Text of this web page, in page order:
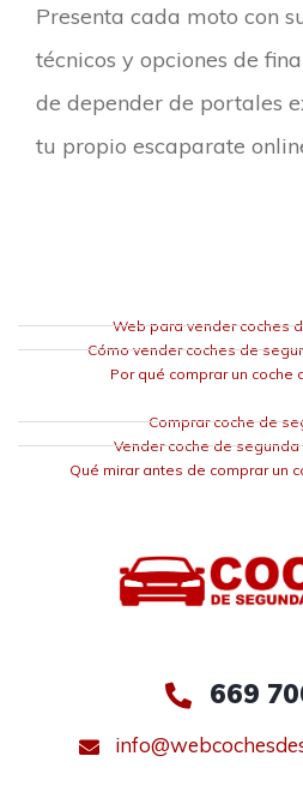
Presenta cada moto con
técnicos y opciones de
de depender de portales
tu propio escaparate
Web para vender coches
Cómo vender coches de
Por qué comprar un coche
Comprar coche de
Vender coche de
Qué mirar antes de comprar un
669